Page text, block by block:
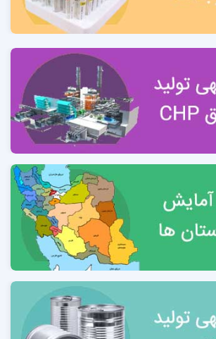
ای پروانه بهر برداری و مجوزهای صنعتی
ویژگی‌ها استاندارها و کدهای